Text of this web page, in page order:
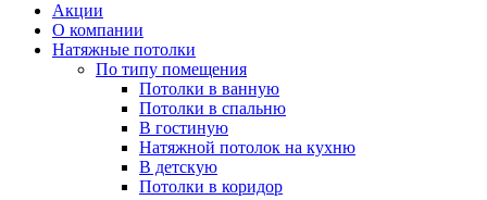
Акции
О компании
Натяжные потолки
По типу помещения
Потолки в ванную
Потолки в спальню
В гостиную
Натяжной потолок на кухню
В детскую
Потолки в коридор